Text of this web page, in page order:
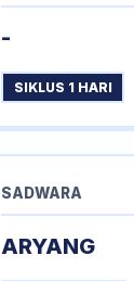
-
SIKLUS 1 HARI
SADWARA
ARYANG